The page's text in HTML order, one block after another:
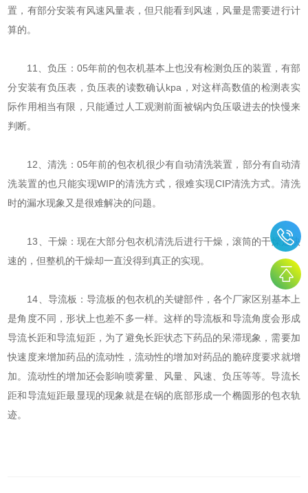
置，有部分安装有风速风量表，但只能看到风速，风量是需要进行计
算的。
11、负压：05年前的包衣机基本上也没有检测负压的装置，有部
分安装有负压表，负压表的读数确认kpa，对这样高数值的检测表实
际作用相当有限，只能通过人工观测前面被锅内负压吸进去的快慢来
判断。
12、清洗：05年前的包衣机很少有自动清洗装置，部分有自动清
洗装置的也只能实现WIP的清洗方式，很难实现CIP清洗方式。清洗
时的漏水现象又是很难解决的问题。
13、干燥：现在大部分包衣机清洗后进行干燥，滚筒的干燥是快
速的，但整机的干燥却一直没得到真正的实现。
14、导流板：导流板的包衣机的关键部件，各个厂家区别基本上
是角度不同，形状上也差不多一样。这样的导流板和导流角度会形成
导流长距和导流短距，为了避免长距状态下药品的呆滞现象，需要加
快速度来增加药品的流动性，流动性的增加对药品的脆碎度要求就增
加。流动性的增加还会影响喷雾量、风量、风速、负压等等。导流长
距和导流短距最显现的现象就是在锅的底部形成一个椭圆形的包衣轨
迹。